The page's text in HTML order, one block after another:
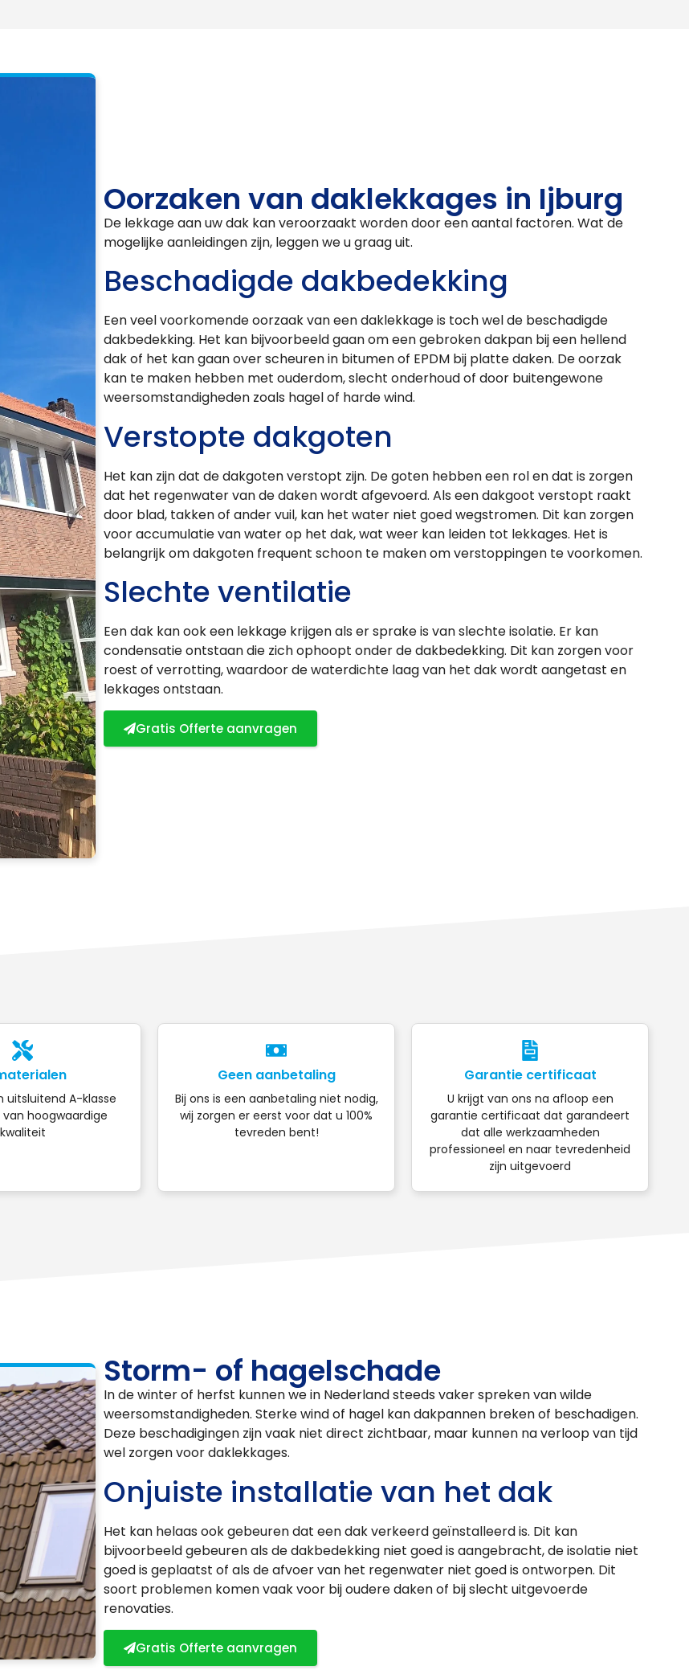
Oorzaken van daklekkages in Ijburg
De lekkage aan uw dak kan veroorzaakt worden door een aantal factoren. Wat de
mogelijke aanleidingen zijn, leggen we u graag uit.
Beschadigde dakbedekking
Een veel voorkomende oorzaak van een daklekkage is toch wel de beschadigde
dakbedekking. Het kan bijvoorbeeld gaan om een gebroken dakpan bij een hellend
dak of het kan gaan over scheuren in bitumen of EPDM bij platte daken. De oorzak
kan te maken hebben met ouderdom, slecht onderhoud of door buitengewone
weersomstandigheden zoals hagel of harde wind.
Verstopte dakgoten
Het kan zijn dat de dakgoten verstopt zijn. De goten hebben een rol en dat is zorgen
dat het regenwater van de daken wordt afgevoerd. Als een dakgoot verstopt raakt
door blad, takken of ander vuil, kan het water niet goed wegstromen. Dit kan zorgen
voor accumulatie van water op het dak, wat weer kan leiden tot lekkages. Het is
belangrijk om dakgoten frequent schoon te maken om verstoppingen te voorkomen.
Slechte ventilatie
Een dak kan ook een lekkage krijgen als er sprake is van slechte isolatie. Er kan
condensatie ontstaan die zich ophoopt onder de dakbedekking. Dit kan zorgen voor
roest of verrotting, waardoor de waterdichte laag van het dak wordt aangetast en
lekkages ontstaan.
Gratis Offerte aanvragen
uitsluitend A-klasse
hoogwaardige
kwaliteit
Geen aanbetaling
Bij ons is een aanbetaling niet nodig,
wij zorgen er eerst voor dat u 100%
tevreden bent!
Garantie certificaat
U krijgt van ons na afloop een
garantie certificaat dat garandeert
dat alle werkzaamheden
professioneel en naar tevredenheid
zijn uitgevoerd
Storm- of hagelschade
In de winter of herfst kunnen we in Nederland steeds vaker spreken van wilde
weersomstandigheden. Sterke wind of hagel kan dakpannen breken of beschadigen.
Deze beschadigingen zijn vaak niet direct zichtbaar, maar kunnen na verloop van tijd
wel zorgen voor daklekkages.
Onjuiste installatie van het dak
Het kan helaas ook gebeuren dat een dak verkeerd geïnstalleerd is. Dit kan
bijvoorbeeld gebeuren als de dakbedekking niet goed is aangebracht, de isolatie niet
goed is geplaatst of als de afvoer van het regenwater niet goed is ontworpen. Dit
soort problemen komen vaak voor bij oudere daken of bij slecht uitgevoerde
renovaties.
Gratis Offerte aanvragen